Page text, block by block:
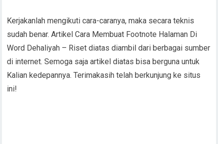
Kerjakanlah mengikuti cara-caranya, maka secara teknis
sudah benar. Artikel Cara Membuat Footnote Halaman Di
Word Dehaliyah – Riset diatas diambil dari berbagai sumber
di internet. Semoga saja artikel diatas bisa berguna untuk
Kalian kedepannya. Terimakasih telah berkunjung ke situs
ini!